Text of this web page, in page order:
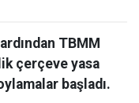
TBMM
çerçeve yasa
başladı.